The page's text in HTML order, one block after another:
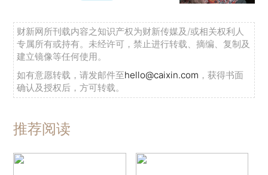
财新网所刊载内容之知识产权为财新传媒及/或相关权利人
专属所有或持有。未经许可，禁止进行转载、摘编、复制及
建立镜像等任何使用。
如有意愿转载，请发邮件至hello@caixin.com ，获得书面
确认及授权后，方可转载。
推荐阅读